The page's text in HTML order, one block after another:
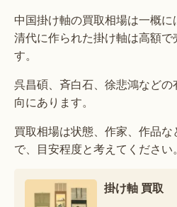
中国掛け軸の買取相場は一概
清代に作られた掛け軸は高額で
す。
呉昌碩、斉白石、徐悲鴻など
向にあります。
買取相場は状態、作家、作品
で、目安程度と考えてください。
掛け軸 買取